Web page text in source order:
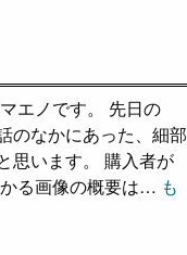
エノです。 先日の
のなかにあった、細部
思います。 購入者が
る画像の概要は… も